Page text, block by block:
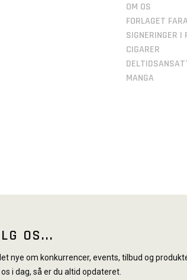
OM OS
FORLAGET
SIGNERINGER I
CIGARER
MANGA
OS...
nye om konkurrencer, events, tilbud og
os i dag, så er du altid opdateret.